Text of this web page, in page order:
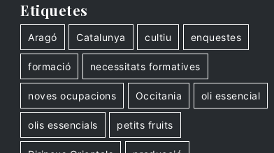
Etiquetes
Aragó Catalunya cultiu enquestes
formació necessitats formatives
noves ocupacions Occitania oli essencial
olis essencials petits fruits